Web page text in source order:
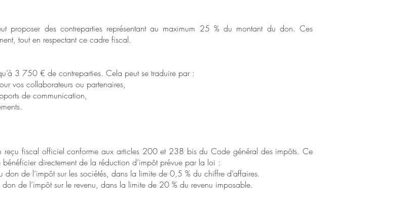
proposer des contreparties représentant au maximum 25 % du montant du don. Ces
tout en respectant ce cadre fiscal.
3 750 € de contreparties. Cela peut se traduire par :
vos collaborateurs ou partenaires,
de communication,
reçu fiscal officiel conforme aux articles 200 et 238 bis du Code général des impôts. Ce
directement de la réduction d’impôt prévue par la loi :
de l’impôt sur les sociétés, dans la limite de 0,5 % du chiffre d’affaires.
de l’impôt sur le revenu, dans la limite de 20 % du revenu imposable.